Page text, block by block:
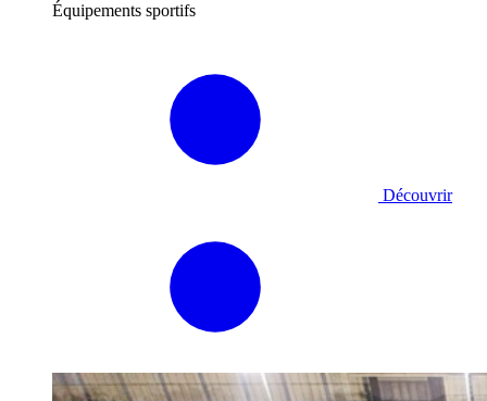
Équipements sportifs
Découvrir